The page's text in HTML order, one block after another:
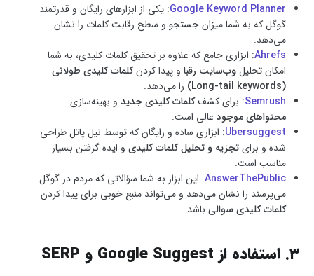
Google Keyword Planner: یکی از ابزارهای رایگان و قدرتمند
گوگل که به شما میزان جستجو و سطح رقابت کلمات را نشان
می‌دهد.
Ahrefs: ابزاری جامع که علاوه بر تحقیق کلمات کلیدی، به شما
امکان تحلیلوب‌سایت رقبا و پیدا کردنکلمات کلیدی طولانی
(Long-tail keywords)
را می‌دهد.
Semrush: برای کشفکلمات کلیدی جدید و بهینه‌سازی
محتواهای موجود عالی است.
Ubersuggest: ابزاری ساده و رایگان که توسط نیل پاتل طراحی
شده و برایتجزیه و تحلیل کلمات کلیدی و ایده گرفتن بسیار
مناسب است.
AnswerThePublic: این ابزار به شما سؤالاتی که مردم در گوگل
می‌پرسند را نشان می‌دهد و می‌تواند منبع خوبی برای پیدا کردن
کلمات کلیدی سوالی باشد.
۳. استفاده از Google Suggest و SERP